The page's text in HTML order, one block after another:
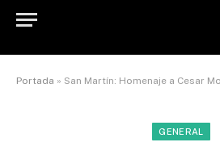
Portada » San Martín: Homenaje a Cesar
GENERAL